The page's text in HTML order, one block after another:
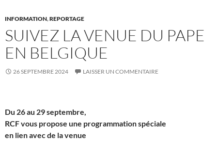
INFORMATION,REPORTAGE
SUIVEZ LA VENUE DU PAPE
EN BELGIQUE
26 SEPTEMBRE 2024 LAISSER UN COMMENTAIRE
Du 26 au 29 septembre,
RCF vous propose une programmation spéciale
en lien avec de la venue